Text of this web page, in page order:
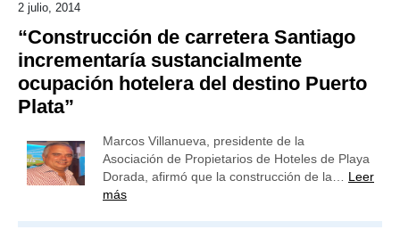
2 julio, 2014
“Construcción de carretera Santiago
incrementaría sustancialmente
ocupación hotelera del destino Puerto
Plata”
Marcos Villanueva, presidente de la
Asociación de Propietarios de Hoteles de Playa
Dorada, afirmó que la construcción de la… Leer
más